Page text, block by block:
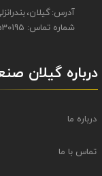
آدرس: گیلان،
شماره تماس: 01344530195 - 09111843948
درباره گیلان
درباره ما
تماس با ما